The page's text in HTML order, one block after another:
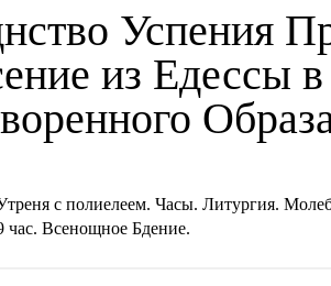
Успения
из Едессы
с полиелеем. Часы. Литургия.
час. Всенощное Бдение.